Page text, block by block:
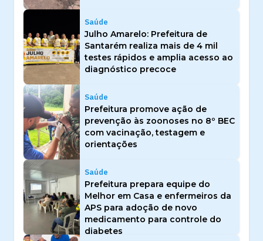
Saúde
Julho Amarelo: Prefeitura de
Santarém realiza mais de 4 mil
testes rápidos e amplia acesso ao
diagnóstico precoce
Saúde
Prefeitura promove ação de
prevenção às zoonoses no 8º BEC
com vacinação, testagem e
orientações
Saúde
Prefeitura prepara equipe do
Melhor em Casa e enfermeiros da
APS para adoção de novo
medicamento para controle do
diabetes